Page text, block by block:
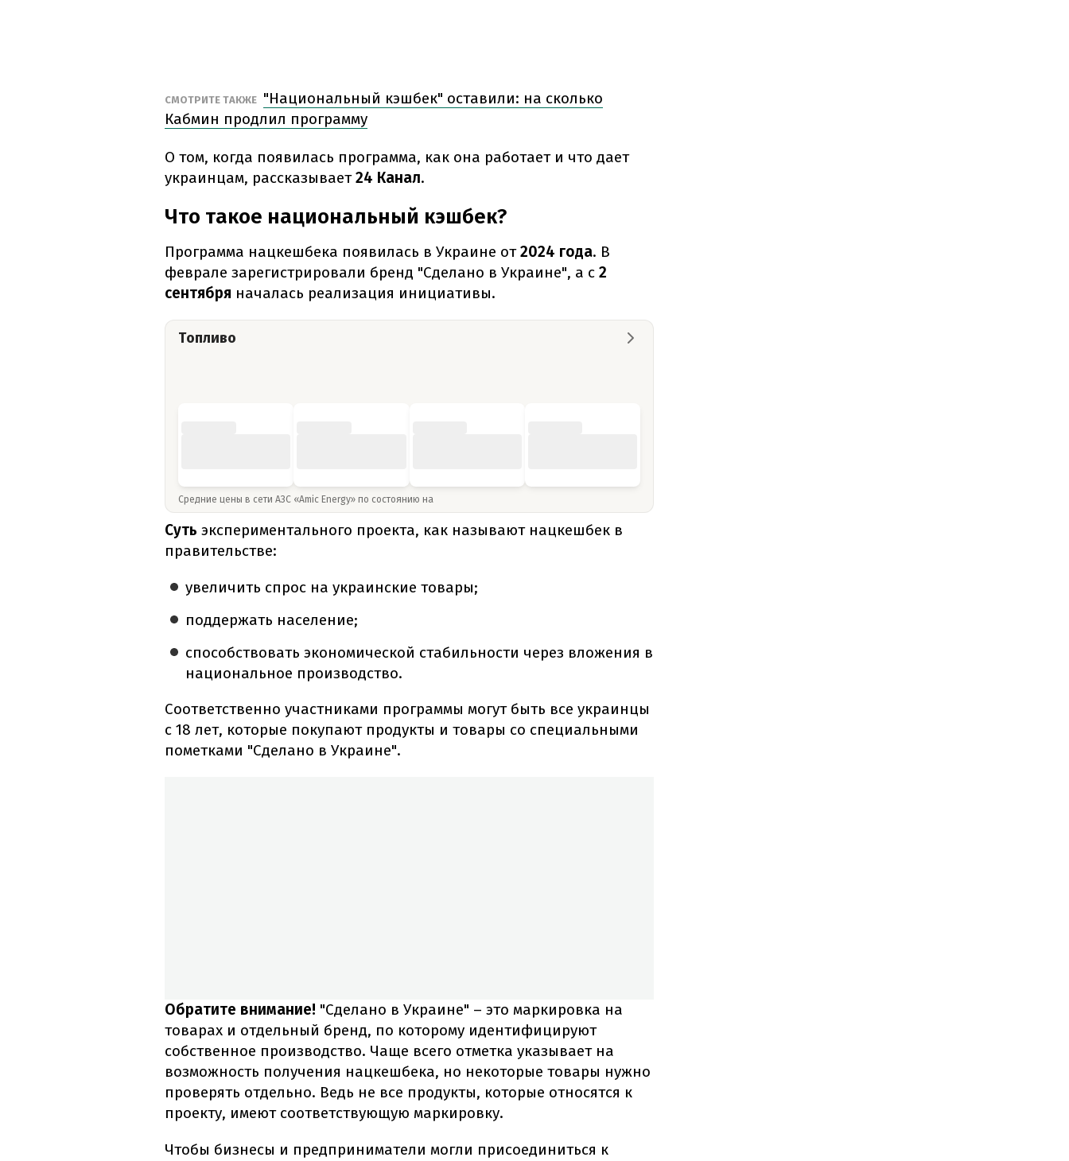
СМОТРИТЕ ТАКЖЕ "Национальный кэшбек" оставили: на сколько
Кабмин продлил программу
О том, когда появилась программа, как она работает и что дает
украинцам, рассказывает24 Канал.
Что такое национальный кэшбек?
Программа нацкешбека появилась в Украине от2024 года. В
феврале зарегистрировали бренд "Сделано в Украине", а с 2
сентября началась реализация инициативы.
Топливо
Средние цены в сети АЗС «Amic Energy» по состоянию на
Суть экспериментального проекта, как называют нацкешбек в
правительстве:
увеличить спрос на украинские товары;
поддержать население;
способствовать экономической стабильности через вложения в
национальное производство.
Соответственно участниками программы могут быть все украинцы
с 18 лет, которые покупают продукты и товары со специальными
пометками "Сделано в Украине".
Обратите внимание! "Сделано в Украине" – это маркировка на
товарах и отдельный бренд, по которому идентифицируют
собственное производство. Чаще всего отметка указывает на
возможность получения нацкешбека, но некоторые товары нужно
проверять отдельно. Ведь не все продукты, которые относятся к
проекту, имеют соответствующую маркировку.
Чтобы бизнесы и предприниматели могли присоединиться к